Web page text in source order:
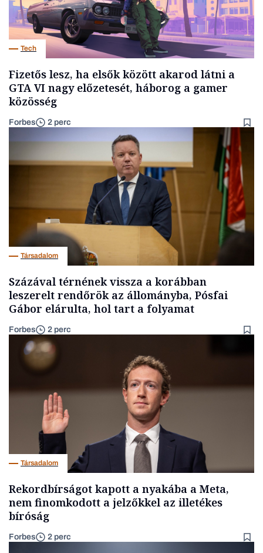
Tech
Fizetős lesz, ha elsők között akarod látni a
GTA VI nagy előzetesét, háborog a gamer
közösség
Forbes 2 perc
Társadalom
Százával térnének vissza a korábban
leszerelt rendőrök az állományba, Pósfai
Gábor elárulta, hol tart a folyamat
Forbes 2 perc
Társadalom
Rekordbírságot kapott a nyakába a Meta,
nem finomkodott a jelzőkkel az illetékes
bíróság
Forbes 2 perc